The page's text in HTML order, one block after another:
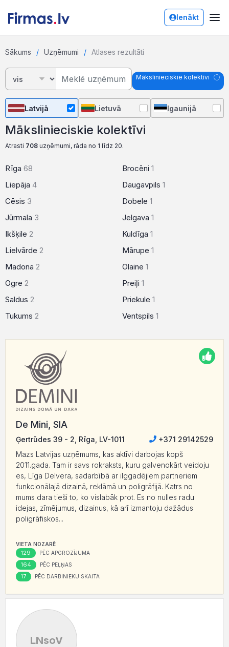
Ienākt
Sākums Uzņēmumi Atlases rezultāti
Mākslinieciskie kolektīvi
Latvijā Lietuvā Igaunijā
Mākslinieciskie kolektīvi
Atrasti 708 uzņēmumi, rāda no 1 līdz 20.
Rīga 68
Liepāja 4
Cēsis 3
Jūrmala 3
Ikšķile 2
Lielvārde 2
Madona 2
Ogre 2
Saldus 2
Tukums 2
Brocēni 1
Daugavpils 1
Dobele 1
Jelgava 1
Kuldīga 1
Mārupe 1
Olaine 1
Preiļi 1
Priekule 1
Ventspils 1
De Mini, SIA
Ģertrūdes 39 - 2, Rīga, LV-1011
+371 29142529
Mazs Latvijas uzņēmums, kas aktīvi darbojas kopš
2011.gada. Tam ir savs rokraksts, kuru galvenokārt veidoju
es, Līga Delvera, sadarbībā ar ilggadējiem partneriem
funkcionālajā dizainā, reklāmā un poligrāfijā. Katrs no
mums dara tieši to, ko vislabāk prot. Es no nulles radu
idejas, zīmējumus, dizainus, kā arī izmantoju dažādus
poligrāfiskos...
VIETA NOZARĒ
129 PĒC APGROZĪJUMA
164 PĒC PEĻŅAS
17 PĒC DARBINIEKU SKAITA
LNsoV